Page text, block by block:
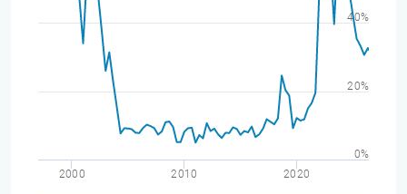
2000 2010 2020
0%
20%
40%